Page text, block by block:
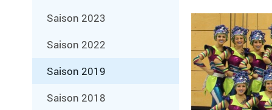
Saison 2023
Saison 2022
Saison 2019
Saison 2018